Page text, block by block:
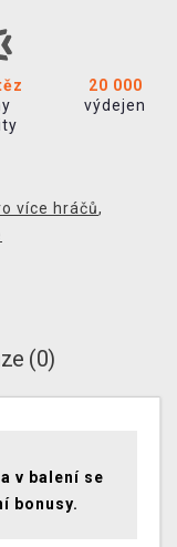
20 000
výdejen
více hráčů,
(0)
v balení se
bonusy.